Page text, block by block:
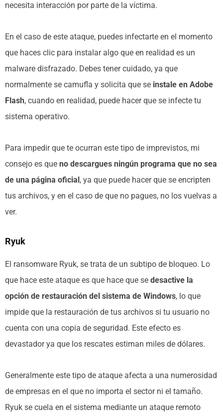
necesita interacción por parte de la víctima.
En el caso de este ataque, puedes infectarte en el momento
que haces clic para instalar algo que en realidad es un
malware disfrazado. Debes tener cuidado, ya que
normalmente se camufla y solicita que se instale en Adobe
Flash, cuando en realidad, puede hacer que se infecte tu
sistema operativo.
Para impedir que te ocurran este tipo de imprevistos, mi
consejo es que no descargues ningún programa que no sea
de una página oficial, ya que puede hacer que se encripten
tus archivos, y en el caso de que no pagues, no los vuelvas a
ver.
Ryuk
El ransomware Ryuk, se trata de un subtipo de bloqueo. Lo
que hace este ataque es que hace que se desactive la
opción de restauración del sistema de Windows, lo que
impide que la restauración de tus archivos si tu usuario no
cuenta con una copia de seguridad. Este efecto es
devastador ya que los rescates estiman miles de dólares.
Generalmente este tipo de ataque afecta a una numerosidad
de empresas en el que no importa el sector ni el tamaño.
Ryuk se cuela en el sistema mediante un ataque remoto